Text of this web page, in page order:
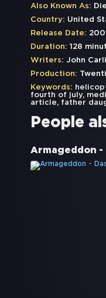
Also Known As:
Country: United
Release Date:
Duration: 128
Writers: John
Production:
Keywords:
fourth of july,
article, father
People